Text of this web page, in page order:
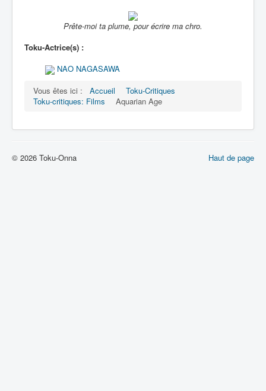
Prête-moi ta plume, pour écrire ma chro.
Toku-Actrice(s) :
NAO NAGASAWA
Vous êtes ici :
Accueil
Toku-Critiques
Toku-critiques: Films
Aquarian Age
Haut de page
© 2026 Toku-Onna